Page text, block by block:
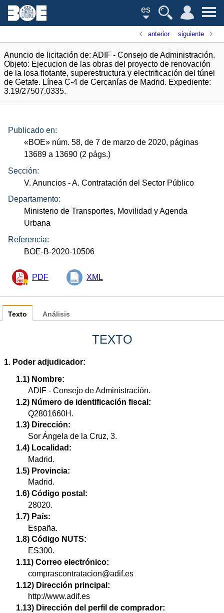
es
anterior siguiente
Anuncio de licitación de: ADIF - Consejo de Administración.
Objeto: Ejecucion de las obras del proyecto de renovación
de la losa flotante, superestructura y electrificación del túnel
de Getafe. Línea C-4 de Cercanías de Madrid. Expediente:
3.19/27507.0335.
Publicado en:
«BOE» núm. 58, de 7 de marzo de 2020, páginas
13689 a 13690 (2 págs.)
Sección:
V. Anuncios - A. Contratación del Sector Público
Departamento:
Ministerio de Transportes, Movilidad y Agenda
Urbana
Referencia:
BOE-B-2020-10506
PDF XML
Texto
TEXTO
1. Poder adjudicador:
1.1) Nombre:
ADIF - Consejo de Administración.
1.2) Número de identificación fiscal:
Q2801660H.
1.3) Dirección:
Sor Ángela de la Cruz, 3.
1.4) Localidad:
Madrid.
1.5) Provincia:
Madrid.
1.6) Código postal:
28020.
1.7) País:
España.
1.8) Código NUTS:
ES300.
1.11) Correo electrónico:
comprascontratacion@adif.es
1.12) Dirección principal:
http://www.adif.es
1.13) Dirección del perfil de comprador:
Análisis